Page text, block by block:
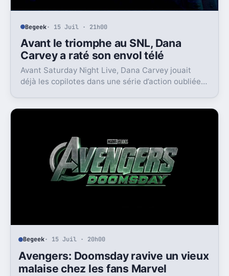
Begeek· 15 Juil · 21h00
Avant le triomphe au SNL, Dana
Carvey a raté son envol télé
Avant Saturday Night Live, Dana Carvey jouait
déjà les copilotes dans une série d’action oubliée.
Begeek· 15 Juil · 20h00
Avengers: Doomsday ravive un vieux
malaise chez les fans Marvel